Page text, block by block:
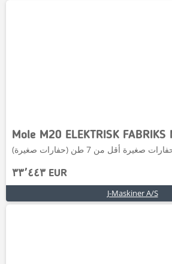
Mole M20 ELEKTRISK FABRIKS
٣٣٬٤٤٣ EUR
J-Maskiner A/S